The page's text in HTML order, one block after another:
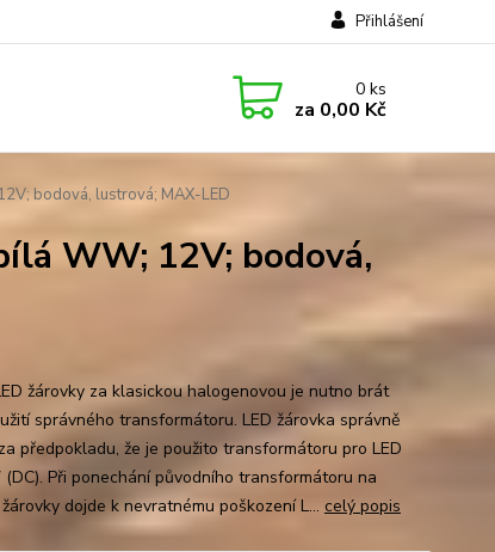
Přihlášení
0ks
za 0,00 Kč
bodová, lustrová; MAX-LED
WW; 12V; bodová,
žárovky za klasickou halogenovou je nutno brát
správného transformátoru. LED žárovka správně
předpokladu, že je použito transformátoru pro LED
(DC). Při ponechání původního transformátoru na
dojde k nevratnému poškození L... celý popis